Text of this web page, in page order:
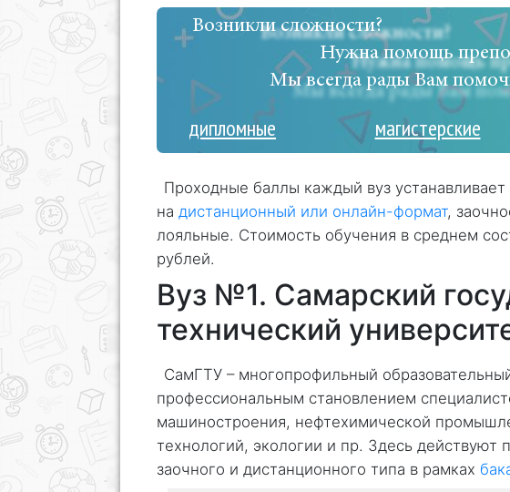
Возникли сложности?
Нужна помощь
Мы всегда рады Вам
дипломные магистерские
Проходные баллы каждый вуз
на дистанционный или онлайн-формат,
лояльные. Стоимость обучения в среднем
рублей.
Вуз №1. Самарский
технический
СамГТУ – многопрофильный
профессиональным становлением
машиностроения, нефтехимической
технологий, экологии и пр. Здесь действуют
заочного и дистанционного типа в рамках